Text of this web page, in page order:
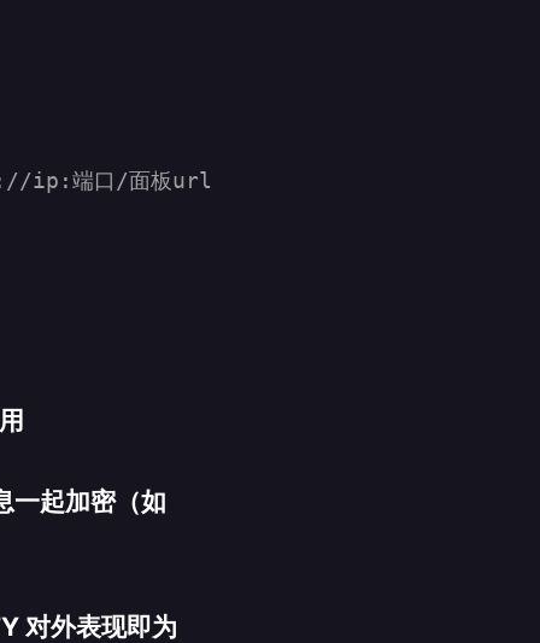
ip:端口/面板url
一起加密（如
对外表现即为